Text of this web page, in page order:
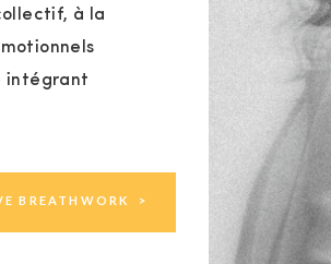
à la
intégrant
BREATHWORK >